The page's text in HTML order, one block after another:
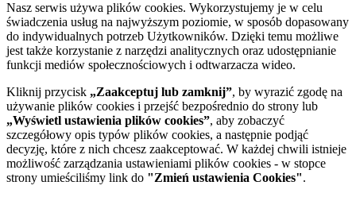
Nasz serwis używa plików cookies. Wykorzystujemy je w celu
świadczenia usług na najwyższym poziomie, w sposób dopasowany
do indywidualnych potrzeb Użytkowników. Dzięki temu możliwe
jest także korzystanie z narzędzi analitycznych oraz udostępnianie
funkcji mediów społecznościowych i odtwarzacza wideo.
Kliknij przycisk „Zaakceptuj lub zamknij”, by wyrazić zgodę na
używanie plików cookies i przejść bezpośrednio do strony lub
„Wyświetl ustawienia plików cookies”, aby zobaczyć
szczegółowy opis typów plików cookies, a następnie podjąć
decyzję, które z nich chcesz zaakceptować. W każdej chwili istnieje
możliwość zarządzania ustawieniami plików cookies - w stopce
strony umieściliśmy link do "Zmień ustawienia Cookies".